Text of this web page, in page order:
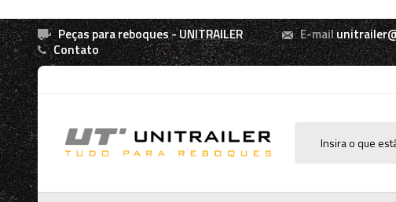
Peças para reboques - UNITRAILER E-mail
Contato